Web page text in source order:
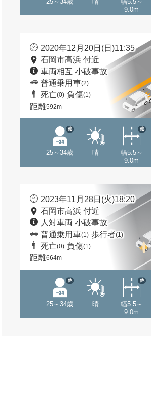
9.0m
2020年12月20日(日)11:35
石岡市高浜 付近
車両相互 小破事故
普通乗用車(2)
死亡(0) 負傷(1)
距離592m
25～34歳
他
晴
幅5.5～
9.0m
他
2023年11月28日(火)18:20
石岡市高浜 付近
人対車両 小破事故
普通乗用車(1) 歩行者(1)
死亡(0) 負傷(1)
距離664m
25～34歳
他
晴
幅5.5～
9.0m
他